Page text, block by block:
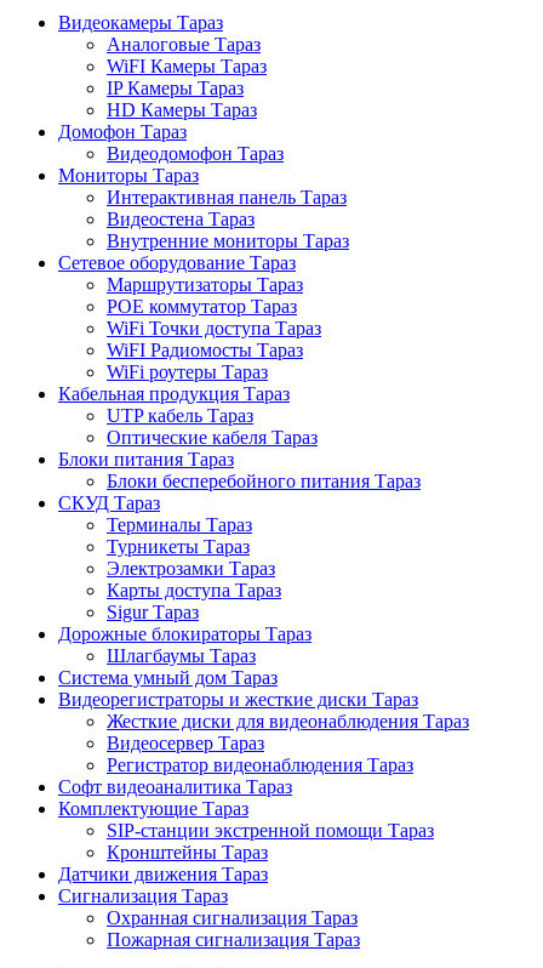
Видеокамеры Тараз
Аналоговые Тараз
WiFI Камеры Тараз
IP Камеры Тараз
HD Камеры Тараз
Домофон Тараз
Видеодомофон Тараз
Мониторы Тараз
Интерактивная панель Тараз
Видеостена Тараз
Внутренние мониторы Тараз
Сетевое оборудование Тараз
Маршрутизаторы Тараз
POE коммутатор Тараз
WiFi Точки доступа Тараз
WiFI Радиомосты Тараз
WiFi роутеры Тараз
Кабельная продукция Тараз
UTP кабель Тараз
Оптические кабеля Тараз
Блоки питания Тараз
Блоки бесперебойного питания Тараз
СКУД Тараз
Терминалы Тараз
Турникеты Тараз
Электрозамки Тараз
Карты доступа Тараз
Sigur Тараз
Дорожные блокираторы Тараз
Шлагбаумы Тараз
Система умный дом Тараз
Видеорегистраторы и жесткие диски Тараз
Жесткие диски для видеонаблюдения Тараз
Видеосервер Тараз
Регистратор видеонаблюдения Тараз
Софт видеоаналитика Тараз
Комплектующие Тараз
SIP-станции экстренной помощи Тараз
Кронштейны Тараз
Датчики движения Тараз
Сигнализация Тараз
Охранная сигнализация Тараз
Пожарная сигнализация Тараз